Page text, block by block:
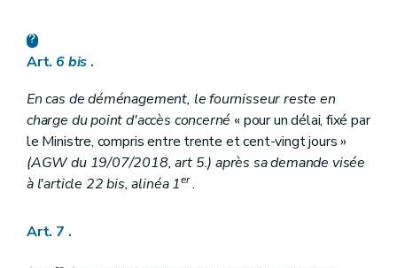
Art. 6bis .
En cas de déménagement, le fournisseur reste en
charge du point d'accès concerné « pour un délai, fixé par
le Ministre, compris entre trente et cent-vingt jours »
(AGW du 19/07/2018, art 5.) après sa demande visée
à l'article 22bis, alinéa 1er.
Art. 7 .